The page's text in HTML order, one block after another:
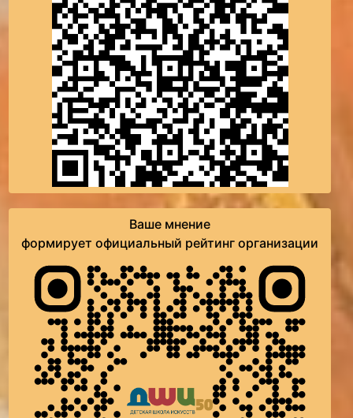
Ваше мнение
формирует официальный рейтинг организации